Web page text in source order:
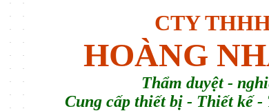
CTY
HOÀNG
Thẩm duyệt -
Cung cấp thiết bị - Thiết kế -